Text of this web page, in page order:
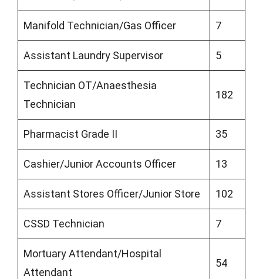
Manifold Technician/Gas Officer 7
Assistant Laundry Supervisor 5
Technician OT/Anaesthesia
Technician
182
Pharmacist Grade II 35
Cashier/Junior Accounts Officer 13
Assistant Stores Officer/Junior Store 102
CSSD Technician 7
Mortuary Attendant/Hospital
Attendant
54